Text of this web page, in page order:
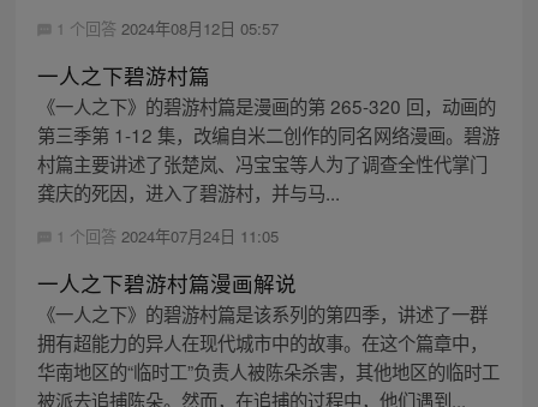
1 个回答 2024年08月12日 05:57
一人之下碧游村篇
《一人之下》的碧游村篇是漫画的第 265-320 回，动画的
第三季第 1-12 集，改编自米二创作的同名网络漫画。碧游
村篇主要讲述了张楚岚、冯宝宝等人为了调查全性代掌门
龚庆的死因，进入了碧游村，并与马...
1 个回答 2024年07月24日 11:05
一人之下碧游村篇漫画解说
《一人之下》的碧游村篇是该系列的第四季，讲述了一群
拥有超能力的异人在现代城市中的故事。在这个篇章中，
华南地区的“临时工”负责人被陈朵杀害，其他地区的临时工
被派去追捕陈朵。然而，在追捕的过程中，他们遇到...